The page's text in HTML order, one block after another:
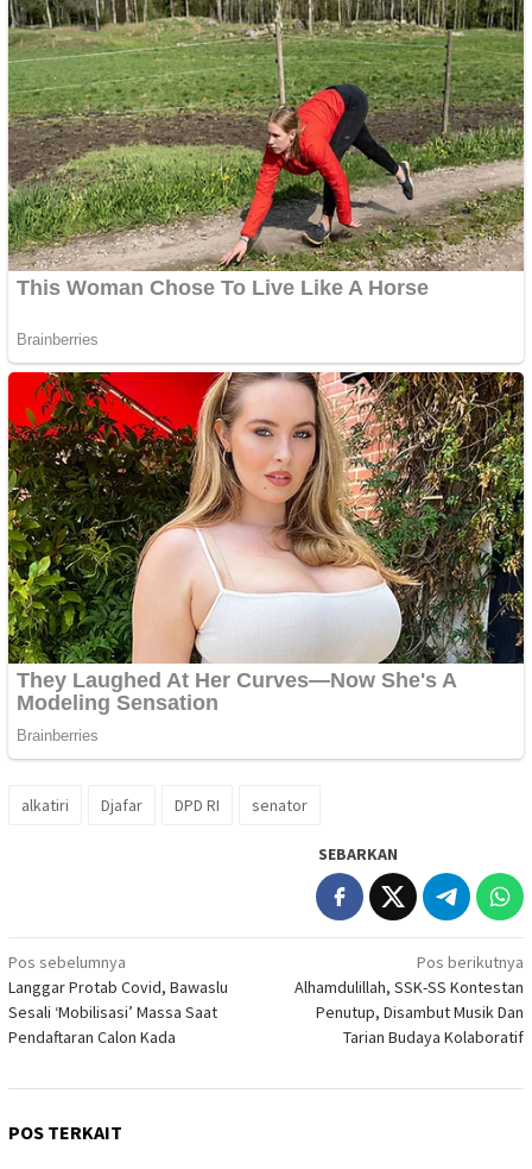
alkatiri Djafar DPD RI senator
SEBARKAN
Navigasi
pos
Pos sebelumnya
Langgar Protab Covid, Bawaslu
Sesali ‘Mobilisasi’ Massa Saat
Pendaftaran Calon Kada
Pos berikutnya
Alhamdulillah, SSK-SS Kontestan
Penutup, Disambut Musik Dan
Tarian Budaya Kolaboratif
POS TERKAIT